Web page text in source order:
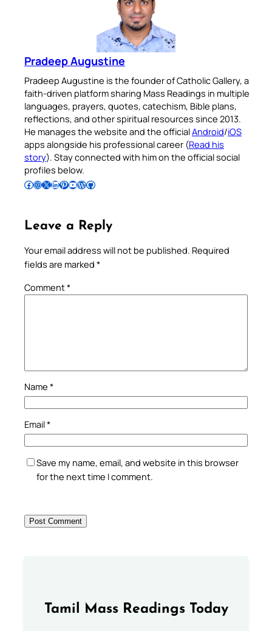
Pradeep Augustine
Pradeep Augustine is the founder of Catholic Gallery, a
faith-driven platform sharing Mass Readings in multiple
languages, prayers, quotes, catechism, Bible plans,
reflections, and other spiritual resources since 2013.
He manages the website and the officialAndroid/iOS
apps alongside his professional career (Read his
story). Stay connected with him on the official social
profiles below.
Follow Pradeep on Facebook Follow Pradeep on InstagramFollow Pradeep on X Follow Pradeep on LinkedIn Follow Pradeep on Pinterest Subscribe to Pradeep’s Youtube Channel Follow Pradeep on WordPress Follow Pradeep on GitHub
Leave a Reply
Your email address will not be published. Required
fields are marked *
Comment*
Name *
Email*
Save my name, email, and website in this browser
for the next time I comment.
Tamil Mass Readings Today